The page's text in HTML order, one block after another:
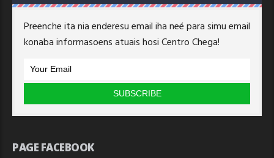
Preenche ita nia enderesu email iha neé para simu email
konaba informasoens atuais hosi Centro Chega!
PAGE FACEBOOK